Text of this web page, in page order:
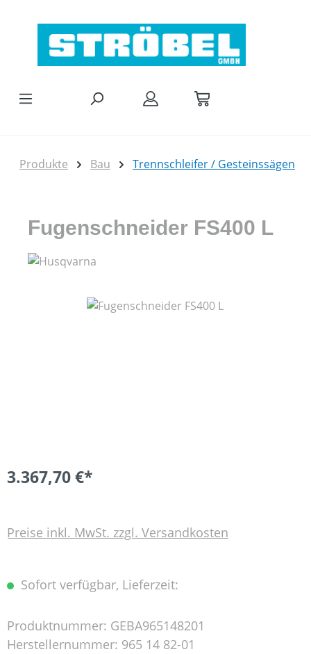
Produkte Bau Trennschleifer / Gesteinssägen
Fugenschneider FS400 L
Bildergalerie überspringen
3.367,70 €*
Preise inkl. MwSt. zzgl. Versandkosten
Sofort verfügbar, Lieferzeit:
Produktnummer: GEBA965148201
Herstellernummer: 965 14 82-01